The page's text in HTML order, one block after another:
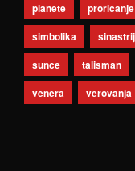
planete
proricanje
simbolika
sunce
talisman
venera
verovanja